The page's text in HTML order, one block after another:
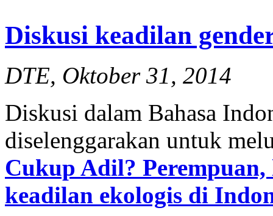
Diskusi keadilan
DTE, Oktober 31, 2014
Diskusi dalam Bahasa
diselenggarakan untuk
Cukup Adil?
keadilan ekologis di